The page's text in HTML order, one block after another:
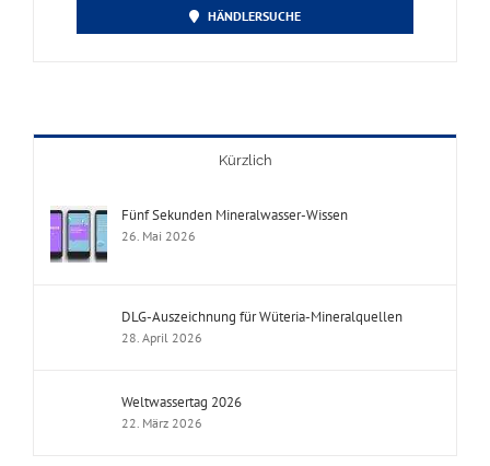
HÄNDLERSUCHE
Kürzlich
Fünf Sekunden Mineralwasser-Wissen
26. Mai 2026
DLG-Auszeichnung für Wüteria-Mineralquellen
28. April 2026
Weltwassertag 2026
22. März 2026